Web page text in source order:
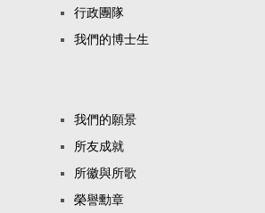
行政團隊
我們的博士生
我們的願景
所友成就
所徽與所歌
榮譽勳章